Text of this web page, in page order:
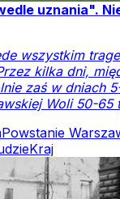
uznania".
wszystkim
kilka dni,
zaś w dniach
Woli 50-65
Powstanie
Kraj